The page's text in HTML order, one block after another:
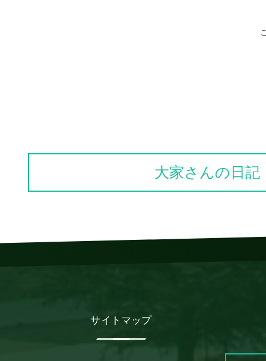
大家さんの日記
サイトマップ